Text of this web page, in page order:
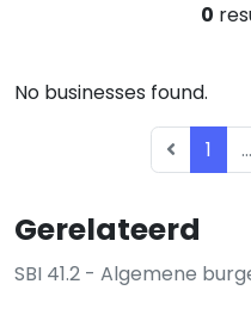
Gerelateerd
SBI 41.2 - Algemene
0
No businesses found.
1 ...